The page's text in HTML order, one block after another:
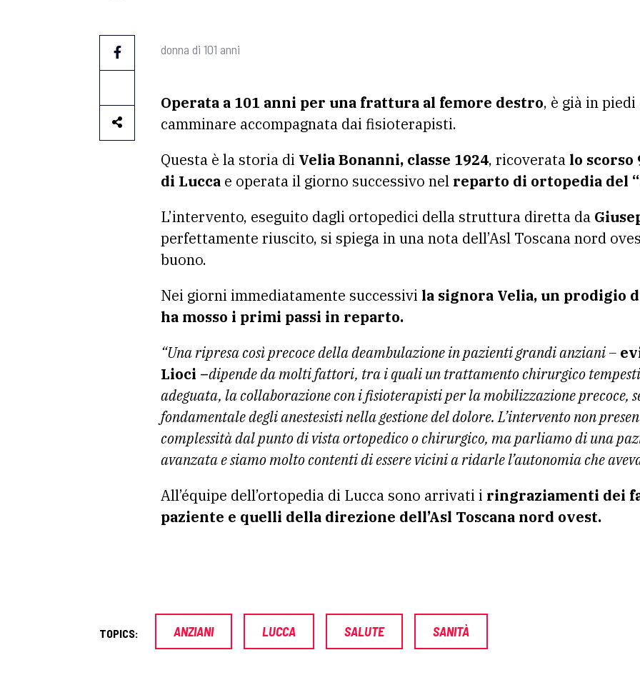
donna di 101 anni
Operata a 101 anni per una frattura al femore destro, è già in
camminare accompagnata dai fisioterapisti.
Questa è la storia di Velia Bonanni, classe 1924, ricoverata lo scorso
di Lucca e operata il giorno successivo nel reparto di ortopedia del
L’intervento, eseguito dagli ortopedici della struttura diretta da
perfettamente riuscito, si spiega in una nota dell’Asl Toscana nord
buono.
Nei giorni immediatamente successivi la signora Velia, un prodigio
ha mosso i primi passi in reparto.
“Una ripresa così precoce della deambulazione in pazienti grandi anziani –
Lioci –dipende da molti fattori, tra i quali un trattamento chirurgico
adeguata, la collaborazione con i fisioterapisti per la mobilizzazione precoce,
fondamentale degli anestesisti nella gestione del dolore. L’intervento non
complessità dal punto di vista ortopedico o chirurgico, ma parliamo di una
avanzata e siamo molto contenti di essere vicini a ridarle l’autonomia che
All’équipe dell’ortopedia di Lucca sono arrivati i ringraziamenti dei
paziente e quelli della direzione dell’Asl Toscana nord ovest.
TOPICS: ANZIANI LUCCA SALUTE SANITÀ